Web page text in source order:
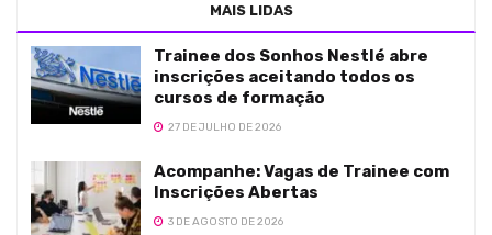
MAIS LIDAS
Trainee dos Sonhos Nestlé abre
inscrições aceitando todos os
cursos de formação
27 DE JULHO DE 2026
Acompanhe: Vagas de Trainee com
Inscrições Abertas
3 DE AGOSTO DE 2026